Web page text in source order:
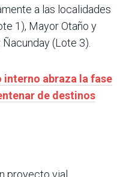
a las localidades
1), Mayor Otaño y
(Lote 3).
interno abraza la fase
de destinos
proyecto vial